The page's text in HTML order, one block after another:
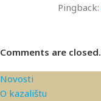
Pingback:
Comments are closed.
Novosti
O kazalištu